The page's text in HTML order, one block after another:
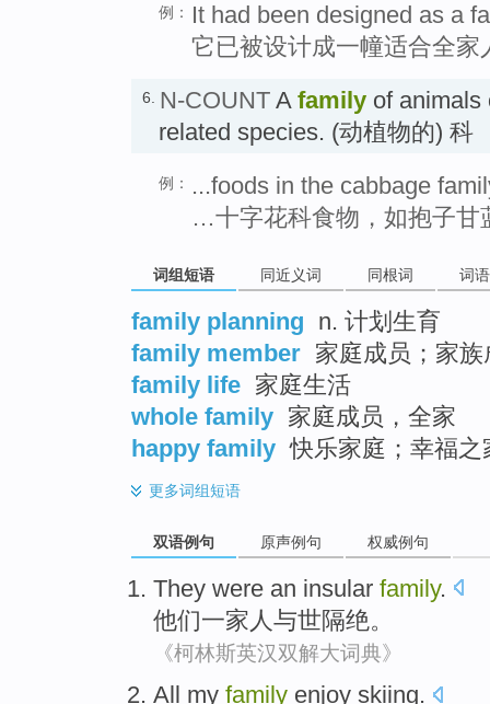
例：
It had been designed as a
它已被设计成一幢适合全家
6. N-COUNT A family of animals
related species. (动植物的) 科
例：
...foods in the cabbage
…十字花科食物，如抱子甘
词组短语 同近义词 同根词 词
family planning n. 计划生育
family member 家庭成员；家族
family life 家庭生活
whole family 家庭成员，全家
happy family 快乐家庭；幸福之
更多词组短语
双语例句 原声例句 权威例句
They were an insular family.
他们一家人 与世隔绝。
《柯林斯英汉双解大词典》
All my family enjoy skiing.